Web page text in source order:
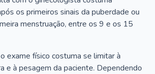
os primeiros sinais da puberdade ou
menstruação, entre os 9 e os 15
exame físico costuma se limitar à
e à pesagem da paciente. Dependendo